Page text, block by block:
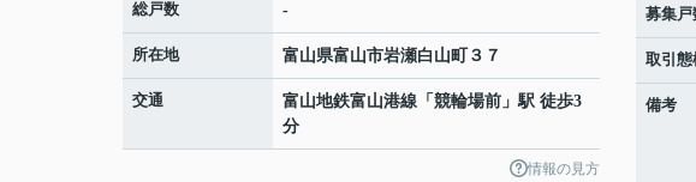
総戸数 -
所在地 富山県富山市岩瀬白山町 ３７
交通 富山地鉄富山港線 「 競輪場前 」駅 徒歩3
分
情報の見方
募集戸
取引態
備考